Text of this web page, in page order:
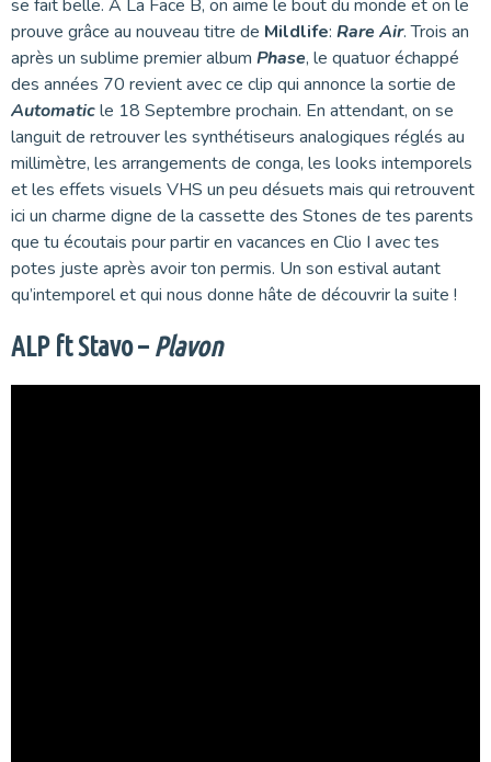
se fait belle. À La Face B, on aime le bout du monde et on le
prouve grâce au nouveau titre de Mildlife: Rare Air. Trois an
après un sublime premier album Phase, le quatuor échappé
des années 70 revient avec ce clip qui annonce la sortie de
Automaticle 18 Septembre prochain. En attendant, on se
languit de retrouver les synthétiseurs analogiques réglés au
millimètre, les arrangements de conga, les looks intemporels
et les effets visuels VHS un peu désuets mais qui retrouvent
ici un charme digne de la cassette des Stones de tes parents
que tu écoutais pour partir en vacances en Clio I avec tes
potes juste après avoir ton permis. Un son estival autant
qu’intemporel et qui nous donne hâte de découvrir la suite !
ALP ft Stavo – Plavon